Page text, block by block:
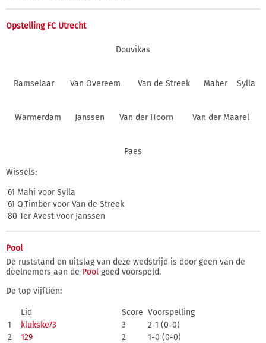
Opstelling FC Utrecht
Douvikas
Ramselaar Van Overeem Van de Streek Maher Sylla
Warmerdam Janssen Van der Hoorn Van der Maarel
Paes
Wissels:
'61 Mahi voor Sylla
'61 Q.Timber voor Van de Streek
'80 Ter Avest voor Janssen
Pool
De ruststand en uitslag van deze wedstrijd is door geen van de
deelnemers aan de Pool goed voorspeld.
De top vijftien:
Lid Score Voorspelling
1
klukske73 3
2-1 (0-0)
2
129 2 1-0 (0-0)